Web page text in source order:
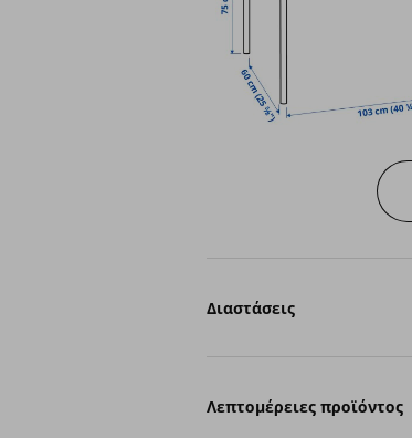
Διαστάσεις
Λεπτομέρειες προϊόντος